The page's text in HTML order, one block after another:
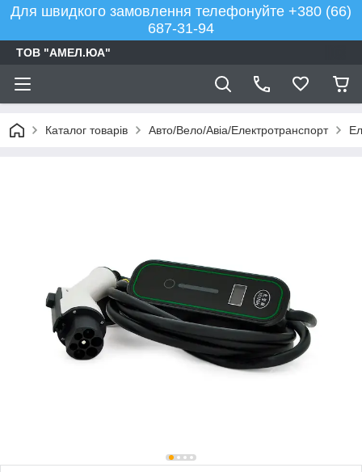
Для швидкого замовлення телефонуйте +380 (66)
687-31-94
ТОВ "АМЕЛ.ЮА"
Каталог товарів Авто/Вело/Авіа/Електротранспорт